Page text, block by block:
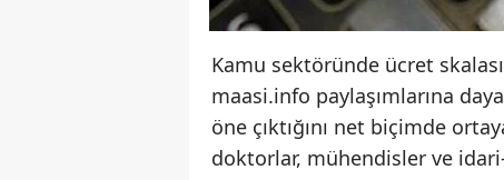
Kamu sektöründe ücret
maasi.info paylaşımlarına
öne çıktığını net biçimde
doktorlar, mühendisler ve